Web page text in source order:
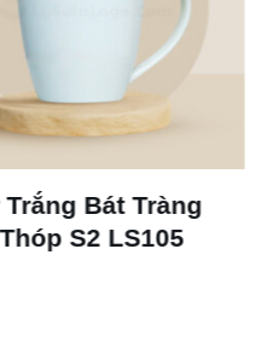
Cốc Sứ Trắng Vát Bát
Tràng LS125 350ml